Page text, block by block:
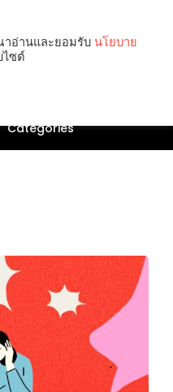
Categories
าอ่านและยอมรับ นโยบาย
ไซต์